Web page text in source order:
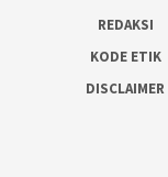
REDAKSI
KODE ETIK
DISCLAIMER